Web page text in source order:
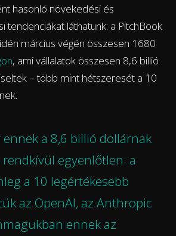
hasonló növekedési és
tendenciákat láthatunk: a PitchBook
március végén összesen 1680
, ami vállalatok összesen 8,6 billió
– több mint hétszeresét a 10
ennek a 8,6 billió dollárnak
rendkívül egyenlőtlen: a
a 10 legértékesebb
az OpenAI, az Anthropic
ennek az